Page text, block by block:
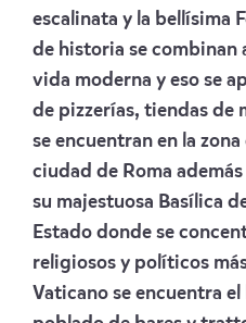
escalinata y la bellísima
de historia se combinan
vida moderna y eso se
de pizzerías, tiendas de
se encuentran en la
ciudad de Roma
su majestuosa Basílica
Estado donde se
religiosos y políticos
Vaticano se encuentra